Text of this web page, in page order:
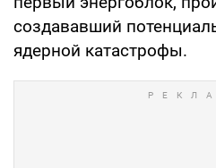
создававший
ядерной катастрофы.